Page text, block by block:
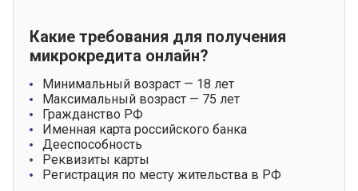
Какие требования для получения
микрокредита онлайн?
Минимальный возраст — 18 лет
Максимальный возраст — 75 лет
Гражданство РФ
Именная карта российского банка
Дееспособность
Реквизиты карты
Регистрация по месту жительства в РФ